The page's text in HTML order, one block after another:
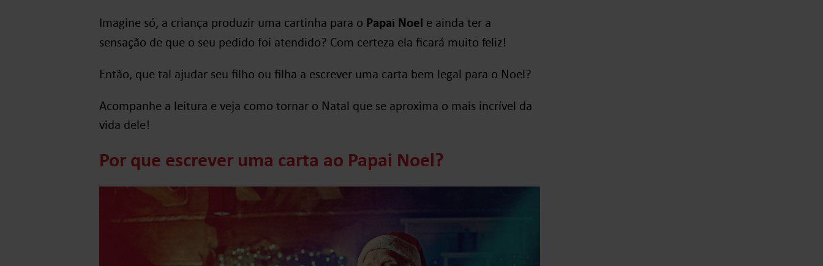
Imagine só, a criança produzir uma cartinha para o Papai Noel e ainda ter a
sensação de que o seu pedido foi atendido? Com certeza ela ficará muito feliz!
Então, que tal ajudar seu filho ou filha a escrever uma carta bem legal para o Noel?
Acompanhe a leitura e veja como tornar o Natal que se aproxima o mais incrível da
vida dele!
Por que escrever uma carta ao Papai Noel?